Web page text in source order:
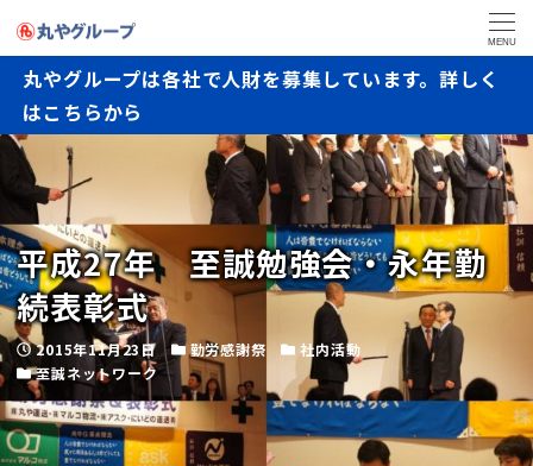
MENU
丸やグループは各社で人財を募集しています。詳しく
はこちらから
平成27年 至誠勉強会・永年勤
続表彰式
2015年11月23日 勤労感謝祭
社内活動
至誠ネットワーク